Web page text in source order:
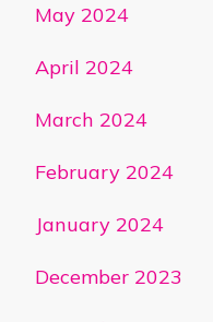
May 2024
April 2024
March 2024
February 2024
January 2024
December 2023